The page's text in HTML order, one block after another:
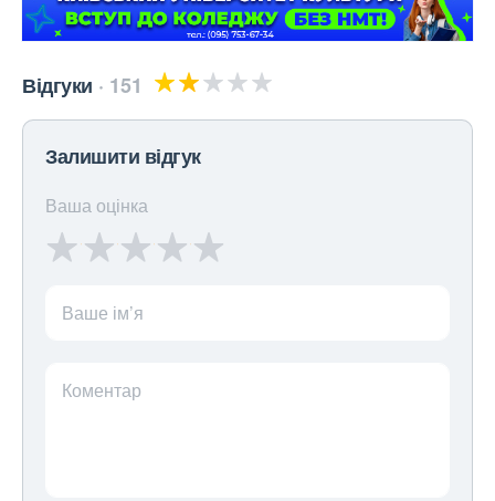
Відгуки 151
Залишити відгук
Ваша оцінка
Ваше ім’я
Коментар